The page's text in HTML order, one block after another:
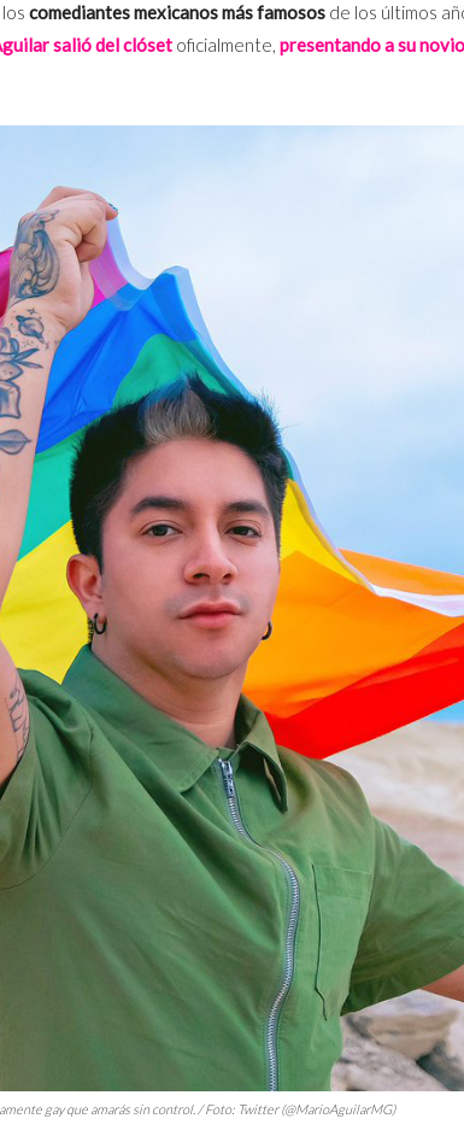
comediantes mexicanos más famosos de los últimos
salió del clóset oficialmente, presentando a su
gay que amarás sin control. / Foto: Twitter (@MarioAguilarMG)